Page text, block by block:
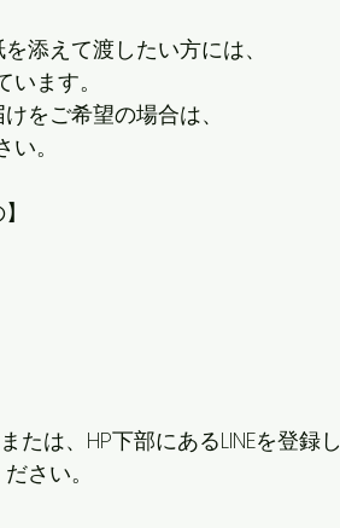
を添えて渡したい方には、
ています。
をご希望の場合は、
。
】
たは、HP下部にあるLINEを登録し
い。